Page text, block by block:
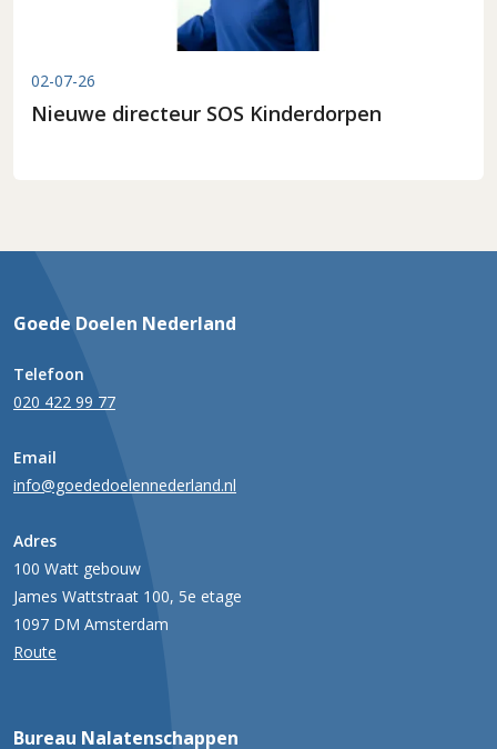
02-07-26
Nieuwe directeur SOS Kinderdorpen
Goede Doelen Nederland
Telefoon
020 422 99 77
Email
info@goededoelennederland.nl
Adres
100 Watt gebouw
James Wattstraat 100, 5e etage
1097 DM Amsterdam
Route
Bureau Nalatenschappen